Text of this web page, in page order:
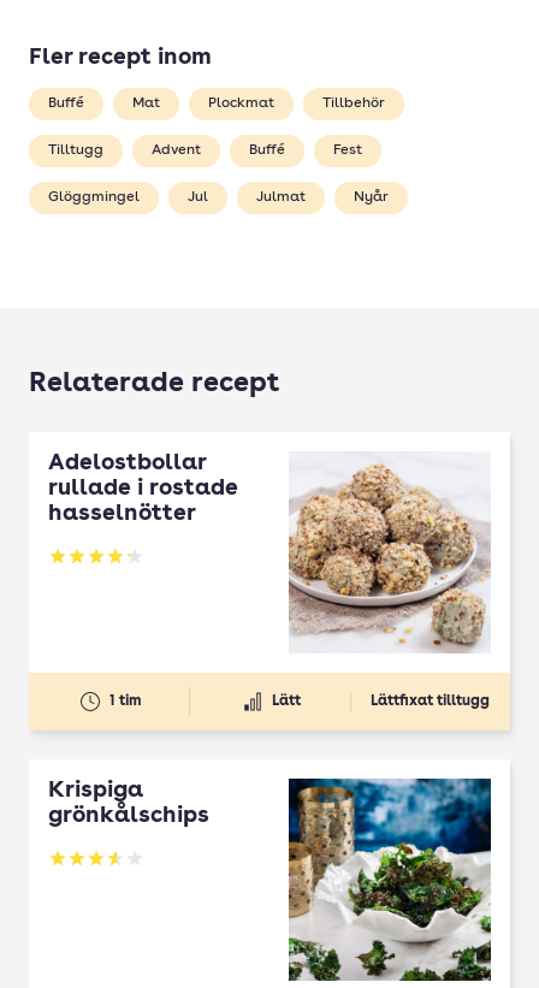
Fler recept inom
Buffé Mat Plockmat Tillbehör
Tilltugg Advent Buffé Fest
Glöggmingel Jul Julmat Nyår
Relaterade recept
Ädelostbollar
rullade i rostade
hasselnötter
Betyg: 4.22 av 5
1 tim Lätt Lättfixat tilltugg
Krispiga
grönkålschips
Betyg: 3.6 av 5